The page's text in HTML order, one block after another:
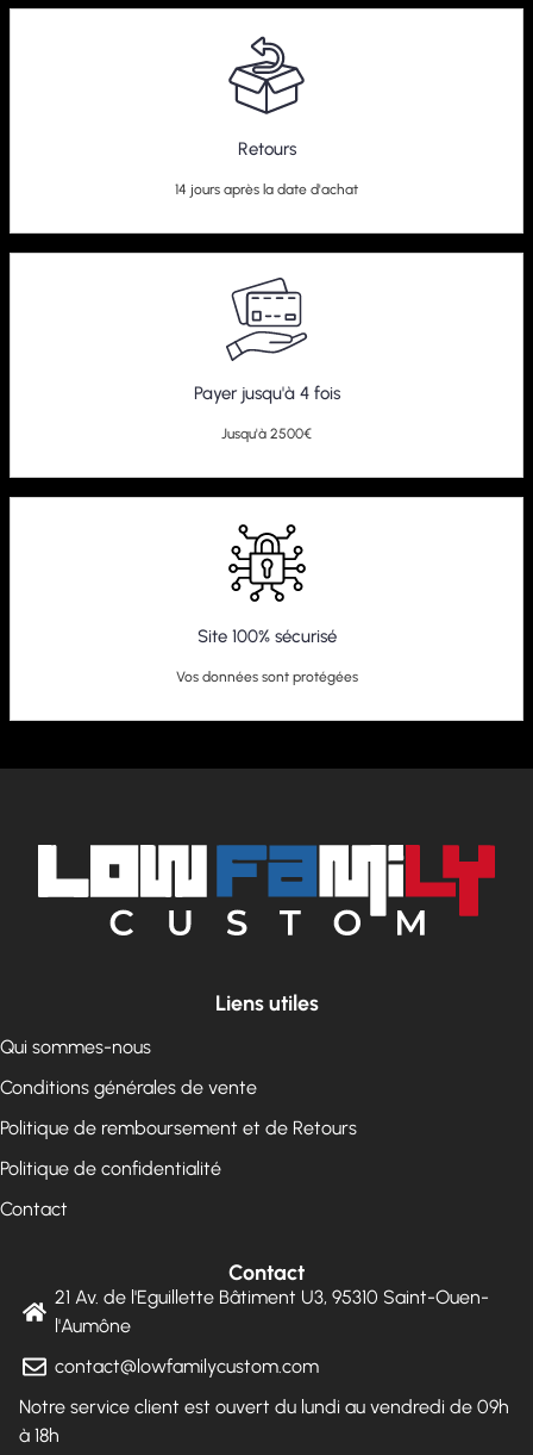
Retours
14 jours après la date d'achat
Payer jusqu'à 4 fois
Jusqu'à 2500€
Site 100% sécurisé
Vos données sont protégées
Liens utiles
Qui sommes-nous
Conditions générales de vente
Politique de remboursement et de Retours
Politique de confidentialité
Contact
Contact
21 Av. de l'Eguillette Bâtiment U3, 95310 Saint-Ouen-
l'Aumône
contact@lowfamilycustom.com
Notre service client est ouvert du lundi au vendredi de 09h
à 18h